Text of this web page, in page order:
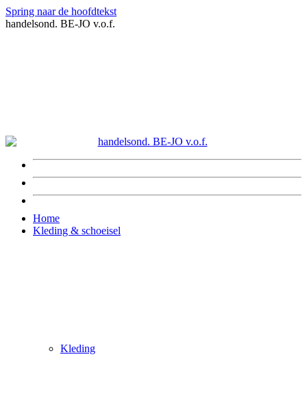
Spring naar de hoofdtekst
handelsond. BE-JO v.o.f.
Home
Kleding & schoeisel
Kleding